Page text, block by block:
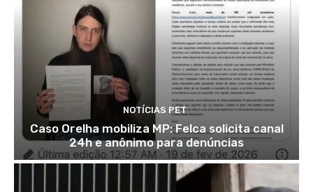
NOTÍCIAS PET
Caso Orelha mobiliza MP: Felca solicita canal
24h e anônimo para denúncias